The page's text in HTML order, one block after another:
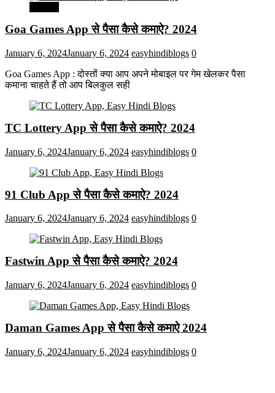
Goa Games App से पैसा कैसे कमाऐ? 2024
January 6, 2024January 6, 2024 easyhindiblogs 0
Goa Games App : दोस्तों क्या आप अपने मोबाइल पर गेम खेलकर पैसा
कमाना चाहते हैं तो आप बिलकुल सही
TC Lottery App से पैसा कैसे कमाऐ? 2024
January 6, 2024January 6, 2024 easyhindiblogs 0
91 Club App से पैसा कैसे कमाऐ? 2024
January 6, 2024January 6, 2024 easyhindiblogs 0
Fastwin App से पैसा कैसे कमाऐ? 2024
January 6, 2024January 6, 2024 easyhindiblogs 0
Daman Games App से पैसा कैसे कमाऐ 2024
January 6, 2024January 6, 2024 easyhindiblogs 0